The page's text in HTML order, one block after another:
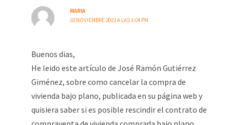
MARIA
10 NOVIEMBRE 2023 A LAS 1:04 PM
Buenos dias,
He leido este artículo de José Ramón Gutiérrez
Giménez, sobre como cancelar la compra de
vivienda bajo plano, publicada en su página web y
quisiera saber si es posible rescindir el contrato de